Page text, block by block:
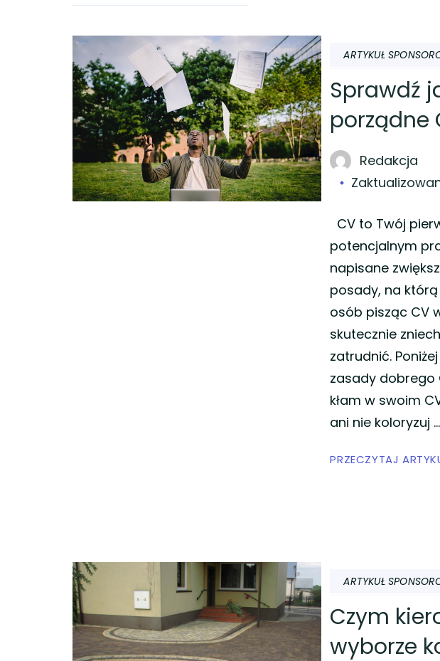
ARTYKUŁ
Sprawdź
porządne
Redakcja
CV to Twój
potencjalnym
napisane
posady, na
osób pisząc CV
skutecznie
zatrudnić.
zasady dobrego
kłam w swoim
ani nie koloryzuj …
PRZECZYTAJ
ARTYKUŁ
Czym
wyborze